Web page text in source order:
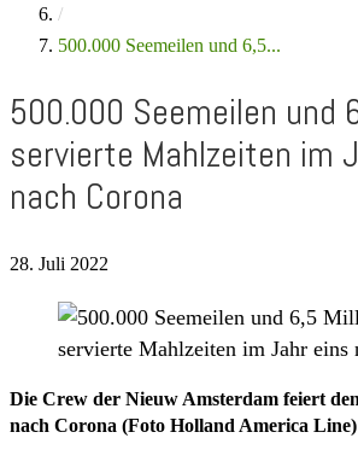
/
500.000 Seemeilen und 6,5...
500.000 Seemeilen und
servierte Mahlzeiten im
nach Corona
28. Juli 2022
Die Crew der Nieuw Amsterdam feiert
nach Corona (Foto Holland America Line)